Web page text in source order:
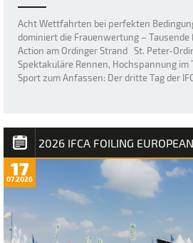
Acht Wettfahrten bei perfekten
dominiert die Frauenwertung –
Action am Ordinger Strand St. Peter-
Spektakuläre Rennen, Hochspannung
Sport zum Anfassen: Der dritte Tag der
2026 IFCA FOILING
17
07.2026